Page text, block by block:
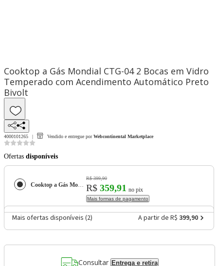
Cooktop a Gás Mondial CTG-04 2 Bocas em Vidro
Temperado com Acendimento Automático Preto
Bivolt
4000101265 Vendido e entregue por Webcontinental Marketplace
Ofertas disponíveis
Cooktop a Gás Mondial CTG-04 2 Bocas em Vidro Temperado com Acendimento Automático Preto Bivolt
R$ 399,90
R$ 359,91 no pix
Mais formas de pagamento
Mais ofertas disponíveis (2) A partir de R$ 399,90
Consultar Entrega e retira